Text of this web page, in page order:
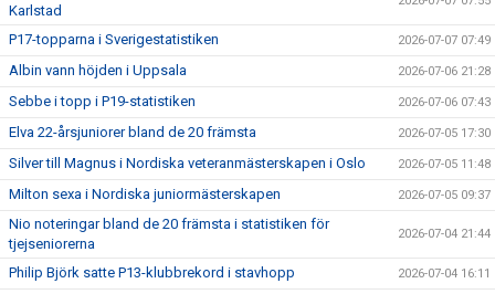
Karlstad
P17-topparna i Sverigestatistiken 2026-07-07 07:49
Albin vann höjden i Uppsala 2026-07-06 21:28
Sebbe i topp i P19-statistiken 2026-07-06 07:43
Elva 22-årsjuniorer bland de 20 främsta 2026-07-05 17:30
Silver till Magnus i Nordiska veteranmästerskapen i Oslo 2026-07-05 11:48
Milton sexa i Nordiska juniormästerskapen 2026-07-05 09:37
Nio noteringar bland de 20 främsta i statistiken för
tjejseniorerna
2026-07-04 21:44
Philip Björk satte P13-klubbrekord i stavhopp 2026-07-04 16:11